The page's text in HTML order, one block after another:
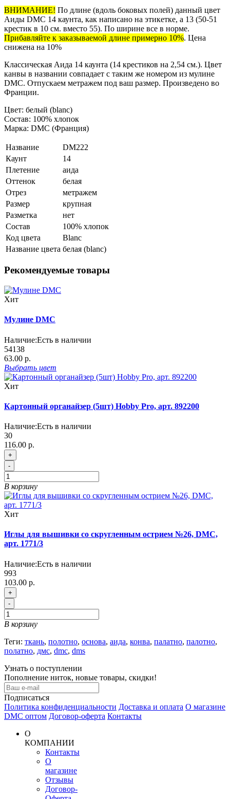
ВНИМАНИЕ! По длине (вдоль боковых полей) данный цвет
Аиды DMC 14 каунта, как написано на этикетке, а 13 (50-51
крестик в 10 см. вместо 55). По ширине все в норме.
Прибавляйте к заказываемой длине примерно 10%. Цена
снижена на 10%
Классическая Аида 14 каунта (14 крестиков на 2,54 см.). Цвет
канвы в названии совпадает с таким же номером из мулине
DMC. Отпускаем метражем под ваш размер. Произведено во
Франции.
Цвет: белый (blanc)
Состав: 100% хлопок
Марка: DMC (Франция)
Название
DM222
Каунт
14
Плетение
аида
Оттенок
белая
Отрез
метражем
Размер
крупная
Разметка
нет
Состав
100% хлопок
Код цвета
Blanc
Название цвета белая (blanc)
Рекомендуемые товары
Хит
Мулине DMC
Наличие:Есть в наличии
54138
63.00 р.
Выбрать цвет
Хит
Картонный органайзер (5шт) Hobby Pro, арт. 892200
Наличие:Есть в наличии
30
116.00 р.
+
-
В корзину
Хит
Иглы для вышивки со скругленным острием №26, DMC,
арт. 1771/3
Наличие:Есть в наличии
993
103.00 р.
+
-
В корзину
Теги: ткань, полотно, основа, аида, конва, палатно, палотно,
полатно, дмс, dmc, dms
Узнать о поступлении
Пополнение ниток, новые товары, скидки!
Подписаться
Политика конфиденциальности Доставка и оплата О магазине
DMC оптом Договор-оферта Контакты
О
КОМПАНИИ
Контакты
О
магазине
Отзывы
Договор-